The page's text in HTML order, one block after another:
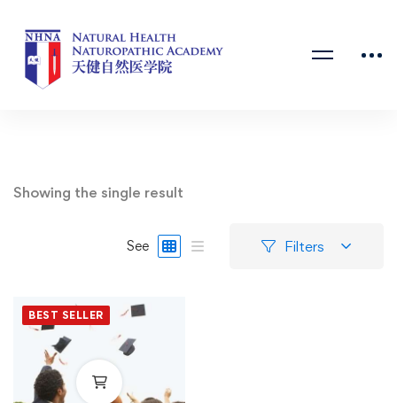
Showing the single result
See Filters
BEST SELLER